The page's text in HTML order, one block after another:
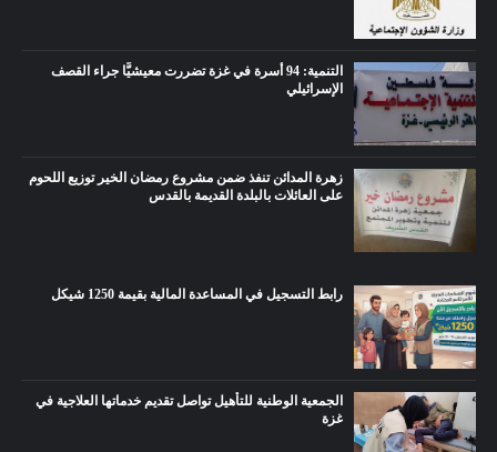
التنمية: 94 أسرة في غزة تضررت معيشيًّا جراء القصف
الإسرائيلي
زهرة المدائن تنفذ ضمن مشروع رمضان الخير توزيع اللحوم
على العائلات بالبلدة القديمة بالقدس
رابط التسجيل في المساعدة المالية بقيمة 1250 شيكل
الجمعية الوطنية للتأهيل تواصل تقديم خدماتها العلاجية في
غزة